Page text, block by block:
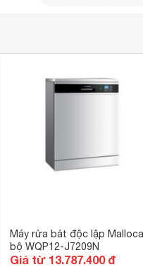
Rửa nước
598 x 600 x
Máy rửa bát độc lập
bộ WQP12-J7209N
Giá từ 13.787.400 đ